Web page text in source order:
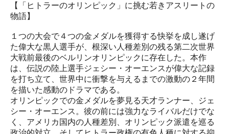
【「ヒトラーのオリンピック」に挑む若きアスリートの
物語】
１つの大会で４つの金メダルを獲得する快挙を成し遂げ
た偉大な黒人選手が、根深い人種差別の残る第二次世界
大戦前最後のベルリンオリンピックに存在した。本作
は、伝説の陸上選手ジェシー・オーエンスが偉大な記録
を打ち立て、世界中に衝撃を与えるまでの激動の２年間
を描いた感動のドラマである。
オリンピックでの金メダルを夢見る天才ランナー、ジェ
シー・オーエンス。彼の前には強力なライバルだけでな
く、アメリカ国内の人種差別、オリンピック派遣を巡る